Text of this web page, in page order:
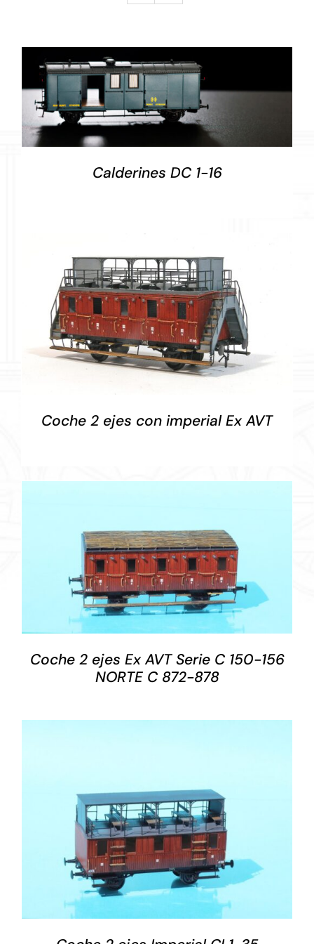
DETALLES
Calderines DC 1-16
DETALLES
Coche 2 ejes con imperial Ex AVT
DETALLES
Coche 2 ejes Ex AVT Serie C 150-156
NORTE C 872-878
DETALLES